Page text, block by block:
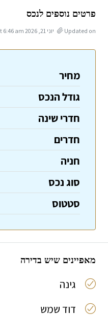
פרטים נוספים לנכס
Updated on יוני 21, 2026 at 6:46 am
מחיר
גודל הנכס
חדרי שינה
חדרים
חניה
סוג נכס
סטטוס
מאפיינים שיש בדירה
גינה
דוד שמש